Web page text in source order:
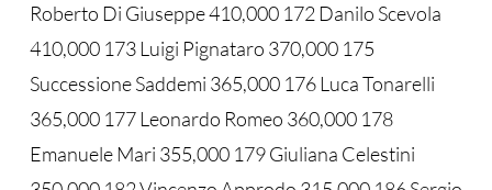
Roberto Di Giuseppe 410,000 172 Danilo Scevola
410,000 173 Luigi Pignataro 370,000 175
Successione Saddemi 365,000 176 Luca Tonarelli
365,000 177 Leonardo Romeo 360,000 178
Emanuele Mari 355,000 179 Giuliana Celestini